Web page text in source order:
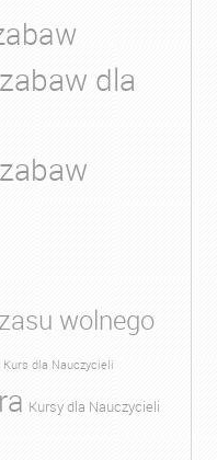
dla
wolnego
Kurs dla Nauczycieli
Kursy dla Nauczycieli